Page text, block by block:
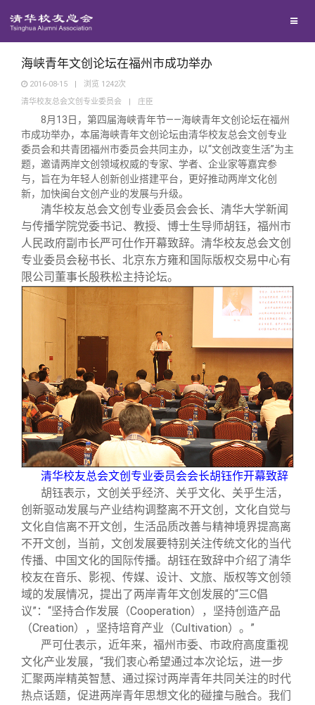
地区联络
年级联络
院系校友工作
专业委员会
兴趣群体
西南联大校友会
回馈母校
捐赠项目
捐赠新闻
捐赠纪事
捐赠方法
义工计划
媒体平台
《清华校友通讯》
《水木清华》
我要订阅
新媒体平台
百年清华
清华人物
清华故事
青春风采
校友视界
校友服务
终身学习
信息化服务
校友总会
总会简介
理事会名单
制度法规
联系我们
关闭
海峡青年文创论坛在福州市成功举办
2016-08-15 | 浏览 1242次
清华校友总会文创专业委员会
| 庄臣
8月13日，第四届海峡青年节——海峡青年文创论坛在福州
市成功举办，本届海峡青年文创论坛由清华校友总会文创专业
委员会和共青团福州市委员会共同主办，以“文创改变生活”为主
题，邀请两岸文创领域权威的专家、学者、企业家等嘉宾参
与，旨在为年轻人创新创业搭建平台，更好推动两岸文化创
新，加快闽台文创产业的发展与升级。
清华校友总会文创专业委员会会长、清华大学新闻
与传播学院党委书记、教授、博士生导师胡钰，福州市
人民政府副市长严可仕作开幕致辞。清华校友总会文创
专业委员会秘书长、北京东方雍和国际版权交易中心有
限公司董事长殷秩松主持论坛。
清华校友总会文创专业委员会会长胡钰作开幕致辞
胡钰表示，文创关乎经济、关乎文化、关乎生活，
创新驱动发展与产业结构调整离不开文创，文化自觉与
文化自信离不开文创，生活品质改善与精神境界提高离
不开文创，当前，文创发展要特别关注传统文化的当代
传播、中国文化的国际传播。胡钰在致辞中介绍了清华
校友在音乐、影视、传媒、设计、文旅、版权等文创领
域的发展情况，提出了两岸青年文创发展的“三C倡
议”：“坚持合作发展（Cooperation），坚持创造产品
（Creation），坚持培育产业（Cultivation）。”
严可仕表示，近年来，福州市委、市政府高度重视
文化产业发展，“我们衷心希望通过本次论坛，进一步
汇聚两岸精英智慧、通过探讨两岸青年共同关注的时代
热点话题，促进两岸青年思想文化的碰撞与融合。我们